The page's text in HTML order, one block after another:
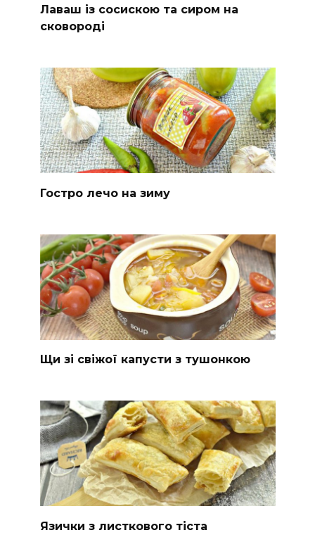
Лаваш із сосискою та сиром на
сковороді
Гостро лечо на зиму
Щи зі свіжої капусти з тушонкою
Язички з листкового тіста